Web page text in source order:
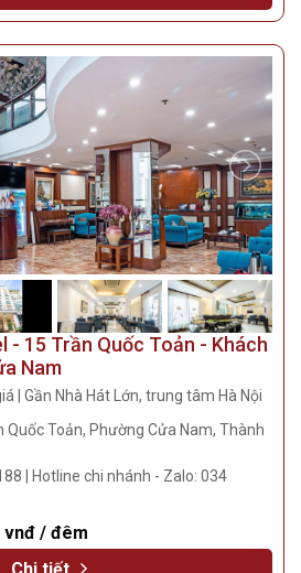
- 15 Trần Quốc Toản - Khách
Nam
| Gần Nhà Hát Lớn, trung tâm Hà Nội
Quốc Toản, Phường Cửa Nam, Thành
| Hotline chi nhánh - Zalo: 034
vnđ / đêm
Chi tiết